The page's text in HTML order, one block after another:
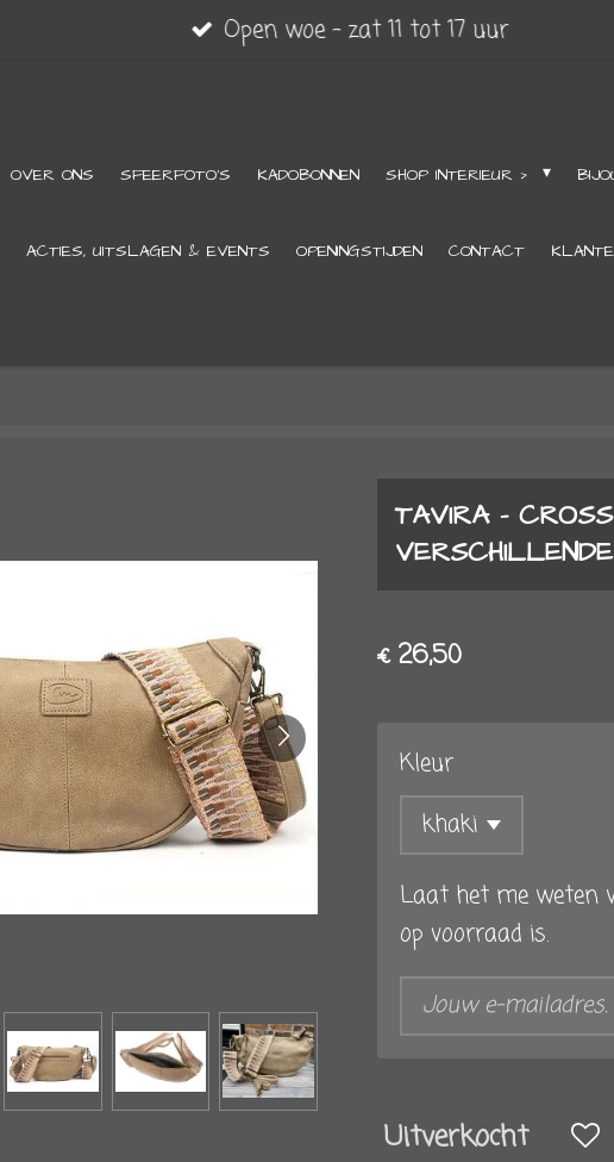
Open woe - zat 11 tot 17 uur
OVER ONS SFEERFOTO'S KADOBONNEN SHOP INTERIEUR >
ACTIES, UITSLAGEN & EVENTS OPENINGSTIJDEN CONTACT
TAVIRA -
€ 26,50
Kleur
Laat het me weten
op voorraad is.
Uitverkocht